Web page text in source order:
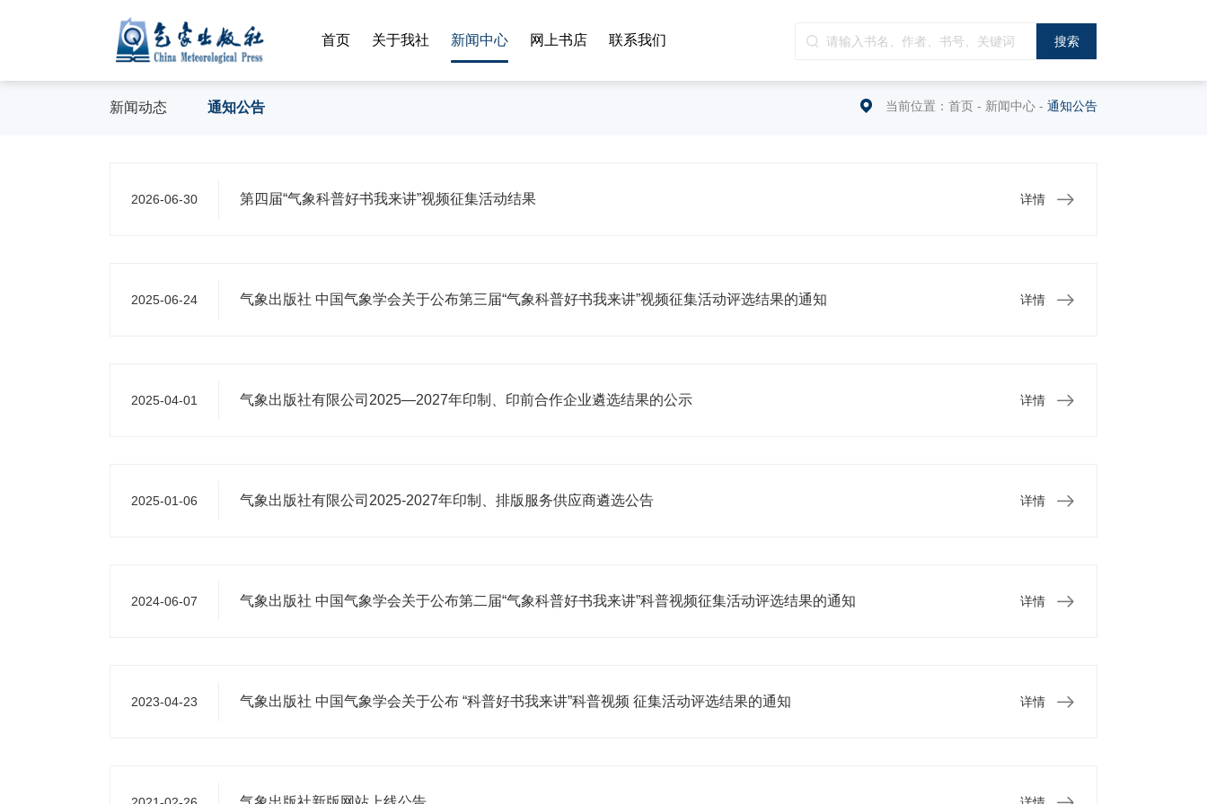
首页 关于我社 新闻中心 网上书店 联系我们
新闻动态 通知公告 当前位置： 首页 - 新闻中心 - 通知公告
2026-06-30 第四届“气象科普好书我来讲”视频征集活动结果 详情
2025-06-24 气象出版社 中国气象学会关于公布第三届“气象科普好书我来讲”视频征集活动评选结果的通知 详情
2025-04-01 气象出版社有限公司2025—2027年印制、印前合作企业遴选结果的公示 详情
2025-01-06 气象出版社有限公司2025-2027年印制、排版服务供应商遴选公告 详情
2024-06-07 气象出版社 中国气象学会关于公布第二届“气象科普好书我来讲”科普视频征集活动评选结果的通知 详情
2023-04-23 气象出版社 中国气象学会关于公布 “科普好书我来讲”科普视频 征集活动评选结果的通知 详情